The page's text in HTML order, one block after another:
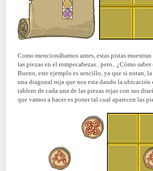
Como mencionábamos antes, estas pistas
las piezas en el rompecabezas.. pero.. ¿Cómo
Bueno, este ejemplo es sencillo, ya que si notan, la
una diagonal roja que nos esta dando la ubicación
tablero de cada una de las piezas rojas con sus
que vamos a hacer es poner tal cual aparecen las